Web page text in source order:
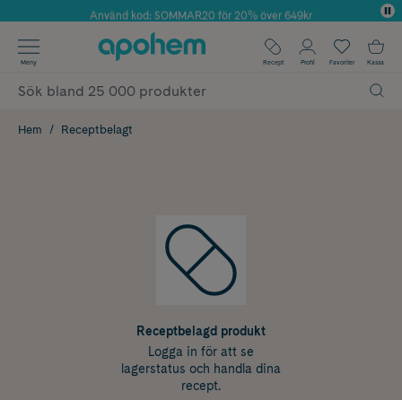
Årets Butik 2025 inom Skönhet
Använd kod: SOMMAR20 för 20% över 649kr
✓ Fri frakt
✓ Poäng på alla köp*
Meny Recept Profil Favoriter Kassa
Hem Receptbelagt
Receptbelagd produkt
Logga in för att se
lagerstatus och handla dina
recept.